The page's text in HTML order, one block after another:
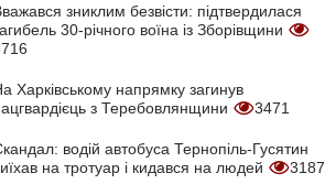
зниклим безвісти: підтвердилася
30-річного воїна із Зборівщини
Харківському напрямку загинув
з Теребовлянщини
3471
водій автобуса Тернопіль-Гусятин
на тротуар і кидався на людей
3187